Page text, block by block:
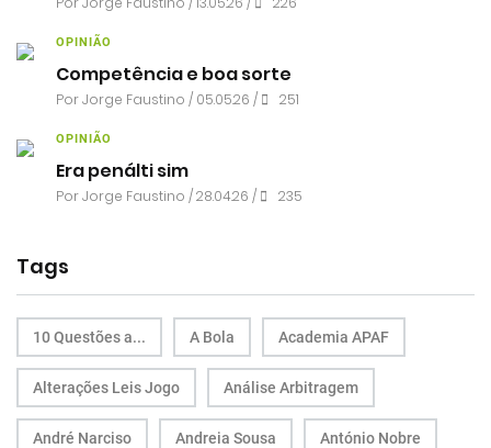
OPINIÃO
Competência e boa sorte
PorJorge Faustino / 05.05.26 / 251
OPINIÃO
Era penálti sim
PorJorge Faustino / 28.04.26 / 235
Tags
10 Questões a... A Bola Academia APAF
Alterações Leis Jogo Análise Arbitragem
André Narciso Andreia Sousa António Nobre